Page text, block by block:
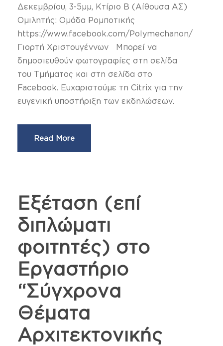
Δεκεμβρίου, 3-5μμ, Κτίριο Β (Αίθουσα ΑΣ)
Ομιλητής: Ομάδα Ρομποτικής
https://www.facebook.com/Polymechanon/
Γιορτή Χριστουγέννων Μπορεί να
δημοσιευθούν φωτογραφίες στη σελίδα
του Τμήματος και στη σελίδα στο
Facebook. Ευχαριστούμε τη Citrix για την
ευγενική υποστήριξη των εκδηλώσεων.
Read More
Εξέταση (επί
διπλώματι
φοιτητές) στο
Εργαστήριο
“Σύγχρονα
Θέματα
Αρχιτεκτονικής